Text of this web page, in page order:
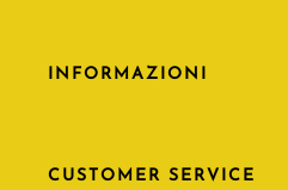
INFORMAZIONI
CUSTOMER SERVICE